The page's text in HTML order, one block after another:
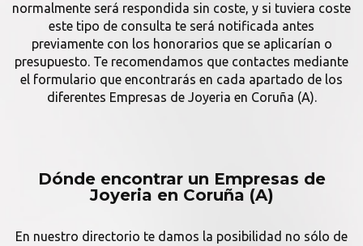
normalmente será respondida sin coste, y si tuviera coste
este tipo de consulta te será notificada antes
previamente con los honorarios que se aplicarían o
presupuesto. Te recomendamos que contactes mediante
el formulario que encontrarás en cada apartado de los
diferentes Empresas de Joyeria en Coruña (A).
Dónde encontrar un Empresas de
Joyeria en Coruña (A)
En nuestro directorio te damos la posibilidad no sólo de